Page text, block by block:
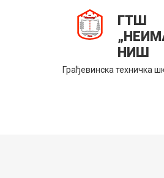
ГТШ
НИШ
Грађевинска техничка